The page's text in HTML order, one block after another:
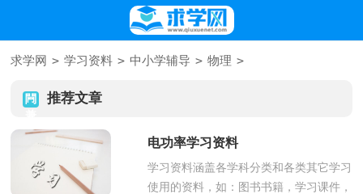
求学网 > 学习资料 > 中小学辅导 > 物理 >
推荐文章
电功率学习资料
学习资料涵盖各学科分类和各类其它学习
使用的资料，如：图书书籍，学习课件，